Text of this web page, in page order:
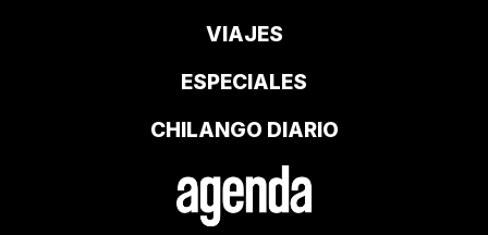
VIAJES
ESPECIALES
CHILANGO DIARIO